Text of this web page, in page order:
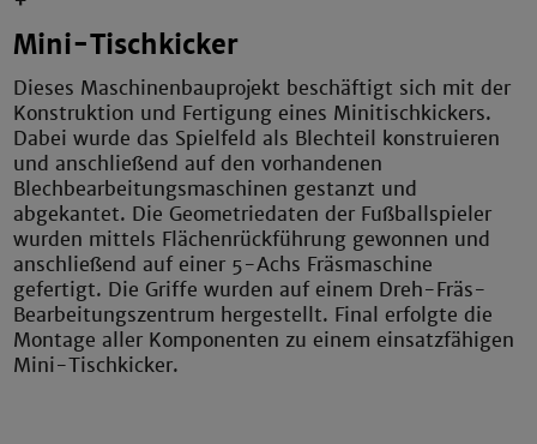
Mini-Tischkicker
Dieses Maschinenbauprojekt beschäftigt sich mit der
Konstruktion und Fertigung eines Minitischkickers.
Dabei wurde das Spielfeld als Blechteil konstruieren
und anschließend auf den vorhandenen
Blechbearbeitungsmaschinen gestanzt und
abgekantet. Die Geometriedaten der Fußballspieler
wurden mittels Flächenrückführung gewonnen und
anschließend auf einer 5-Achs Fräsmaschine
gefertigt. Die Griffe wurden auf einem Dreh-Fräs-
Bearbeitungszentrum hergestellt. Final erfolgte die
Montage aller Komponenten zu einem einsatzfähigen
Mini-Tischkicker.